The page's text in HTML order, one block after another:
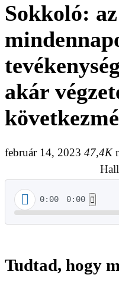
Sokkoló:
akár
február 14, 2023 47,4K
0:00 0:00
Tudtad, hogy